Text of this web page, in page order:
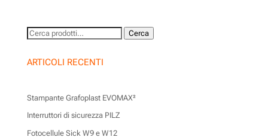
Cerca: Cerca
ARTICOLI RECENTI
Stampante Grafoplast EVOMAX²
Interruttori di sicurezza PILZ
Fotocellule Sick W9 e W12